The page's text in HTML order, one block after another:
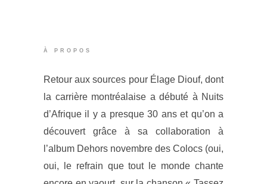
À PROPOS
Retour aux sources pour Élage Diouf, dont
la carrière montréalaise a débuté à Nuits
d’Afrique il y a presque 30 ans et qu’on a
découvert grâce à sa collaboration à
l’album Dehors novembre des Colocs (oui,
oui, le refrain que tout le monde chante